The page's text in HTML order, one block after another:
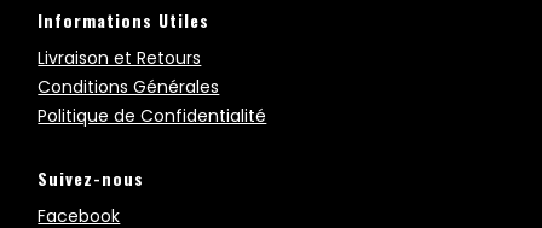
Informations Utiles
Livraison et Retours
Conditions Générales
Politique de Confidentialité
Suivez-nous
Facebook